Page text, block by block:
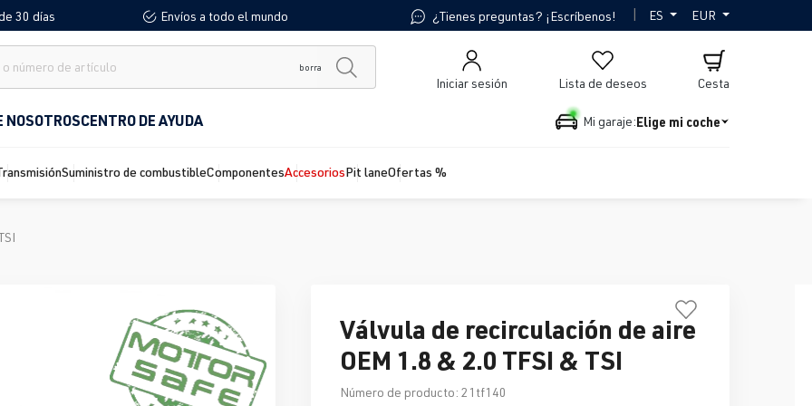
30 días Envíos a todo el mundo ¿Tienes preguntas? ¡Escríbenos! | ES EUR
borra
Lista de deseos
Iniciar sesión Cesta
NOSOTROSCENTRO DE AYUDA Mi garaje:Elige mi coche
Suministro de combustibleComponentesAccesoriosPit laneOfertas %
Válvula de recirculación de aire
OEM 1.8 & 2.0 TFSI & TSI
Número de producto: 21tf140